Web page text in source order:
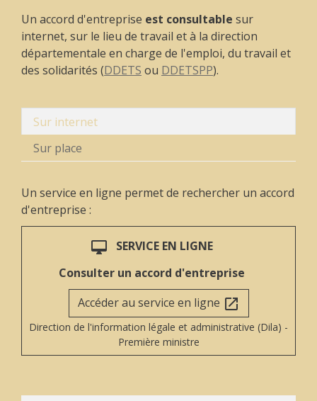
Un accord d'entreprise est consultable sur
internet, sur le lieu de travail et à la direction
départementale en charge de l'emploi, du travail et
des solidarités (DDETS ou DDETSPP).
Sur internet
Sur place
Un service en ligne permet de rechercher un accord
d'entreprise :
desktop_mac
SERVICE EN LIGNE
Consulter un accord d'entreprise
Accéder au service en ligne open_in_new
Direction de l'information légale et administrative (Dila) -
Première ministre